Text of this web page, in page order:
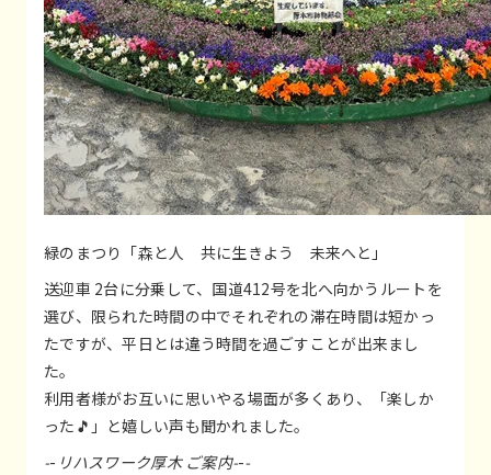
緑のまつり「森と人 共に生きよう 未来へと」
送迎車 2台に分乗して、国道412号を北へ向かうルートを
選び、限られた時間の中でそれぞれの滞在時間は短かっ
たですが、平日とは違う時間を過ごすことが出来まし
た。
利用者様がお互いに思いやる場面が多くあり、「楽しか
った🎵」と嬉しい声も聞かれました。
-- リハスワーク厚木 ご案内---